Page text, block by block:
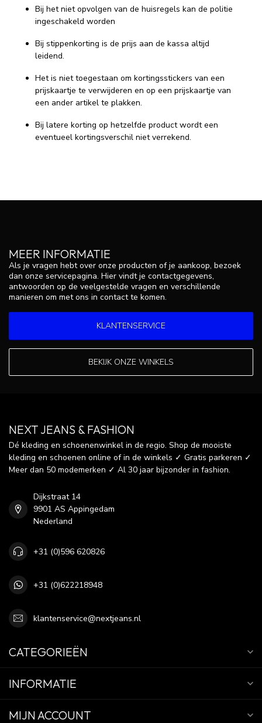
Bij het niet opvolgen van de huisregels kan de politie
ingeschakeld worden
Bij stippenkorting is de prijs aan de kassa altijd
leidend.
Het is niet toegestaan om kortingsstickers van een
prijskaartje te verwijderen en op een prijskaartje van
een ander artikel te plakken.
Bij latere korting op hetzelfde product wordt een
eventueel kortingsverschil niet verrekend.
MEER INFORMATIE
Als je vragen hebt over onze producten of je aankoop, bezoek
dan onze servicepagina. Hier vindt je contactgegevens,
antwoorden op de veelgestelde vragen en verschillende
manieren om met ons in contact te komen.
KLANTENSERVICE
BEKIJK ONZE WINKELS
NEXT JEANS & FASHION
Dé kleding en schoenenwinkel in de regio. Shop de mooiste
kleding en schoenen online of in de winkels ✓ Gratis parkeren ✓
Meer dan 50 modemerken ✓ Al 30 jaar bijzonder in fashion.
Dijkstraat 14
9901 AS Appingedam
Nederland
+31 (0)596 620826
+31 (0)622218948
klantenservice@nextjeans.nl
CATEGORIEËN
INFORMATIE
MIJN ACCOUNT